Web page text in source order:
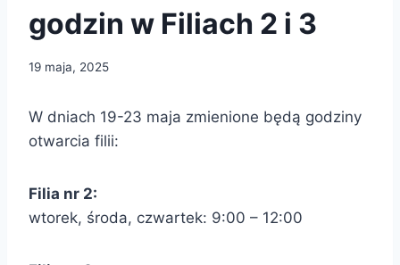
godzin w Filiach 2 i 3
19 maja, 2025
W dniach 19-23 maja zmienione będą godziny
otwarcia filii:
Filia nr 2:
wtorek, środa, czwartek: 9:00 – 12:00